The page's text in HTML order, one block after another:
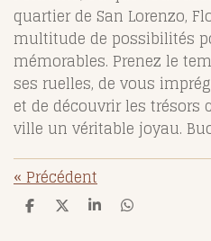
quartier de San Lorenzo,
multitude de possibilités
mémorables. Prenez le
ses ruelles, de vous
et de découvrir les trésors
ville un véritable joyau.
«Précédent
P P P P